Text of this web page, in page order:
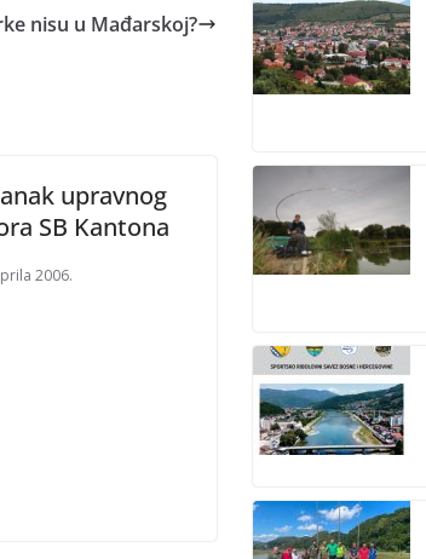
nisu u Mađarskoj?
upravnog
SB Kantona
2006.